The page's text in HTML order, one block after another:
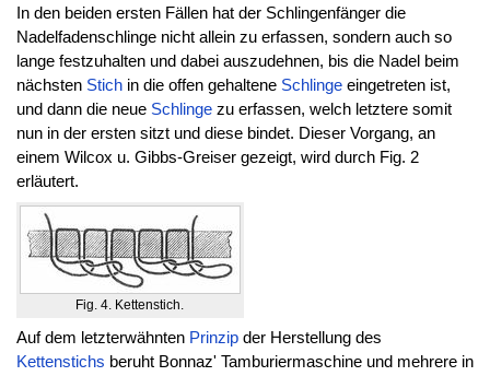
In den beiden ersten Fällen hat der Schlingenfänger die
Nadelfadenschlinge nicht allein zu erfassen, sondern auch so
lange festzuhalten und dabei auszudehnen, bis die Nadel beim
nächsten Stichin die offen gehaltene Schlingeeingetreten ist,
und dann die neue Schlingezu erfassen, welch letztere somit
nun in der ersten sitzt und diese bindet. Dieser Vorgang, an
einem Wilcox u. Gibbs-Greiser gezeigt, wird durch Fig. 2
erläutert.
Fig. 4. Kettenstich.
Auf dem letzterwähnten Prinzipder Herstellung des
Kettenstichs beruht Bonnaz' Tamburiermaschine und mehrere in